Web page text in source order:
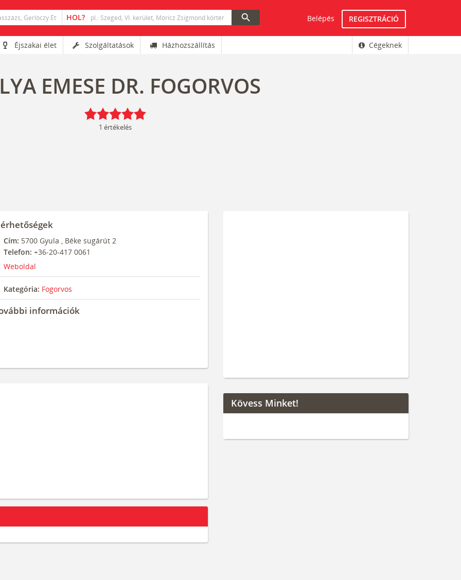
search Belépés REGISZTRÁCIÓ
Éjszakai élet Szolgáltatások Házhozszállítás Cégeknek
EMESE DR. FOGORVOS
1 értékelés
Cím: 5700 Gyula , Béke sugárút 2
Telefon: +36-20-417 0061
Weboldal
Kategória: Fogorvos
információk
Kövess Minket!